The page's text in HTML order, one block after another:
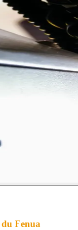
du Fenua